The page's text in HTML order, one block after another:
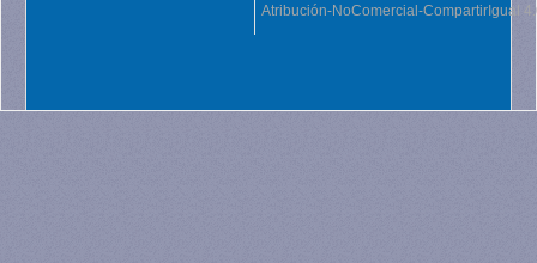
Atribución-NoComercial-CompartirIgual